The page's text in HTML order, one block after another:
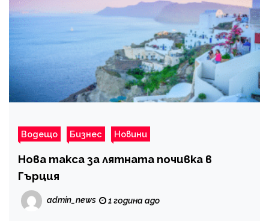
Водещо Бизнес Новини
Нова такса за лятната почивка в
Гърция
admin_news 1 година ago